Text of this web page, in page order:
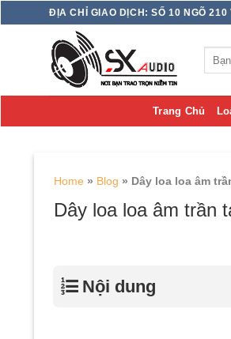
to
ĐỊA CHỈ GIAO DỊCH: SỐ 10 NGÕ 210
kiếm:
Trang Chủ
Home » Blog » Dây loa loa âm
Dây loa loa âm trần
Nội dung